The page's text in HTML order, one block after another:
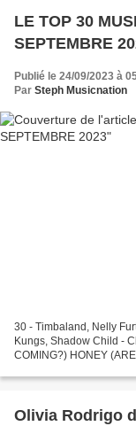
LE TOP 30
SEPTEMBRE
Publié le 24/09/2023 à
Par Steph Musicnation
30 - Timbaland, Nelly
Kungs, Shadow Child - Changes 28 - Måneskin -
COMING?) HONEY
Olivia Rodrigo